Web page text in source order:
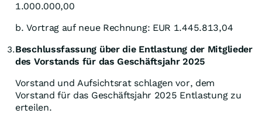
1.000.000,00
b. Vortrag auf neue Rechnung: EUR 1.445.813,04
3.Beschlussfassung über die Entlastung der Mitglieder
des Vorstands für das Geschäftsjahr 2025
Vorstand und Aufsichtsrat schlagen vor, dem
Vorstand für das Geschäftsjahr 2025 Entlastung zu
erteilen.